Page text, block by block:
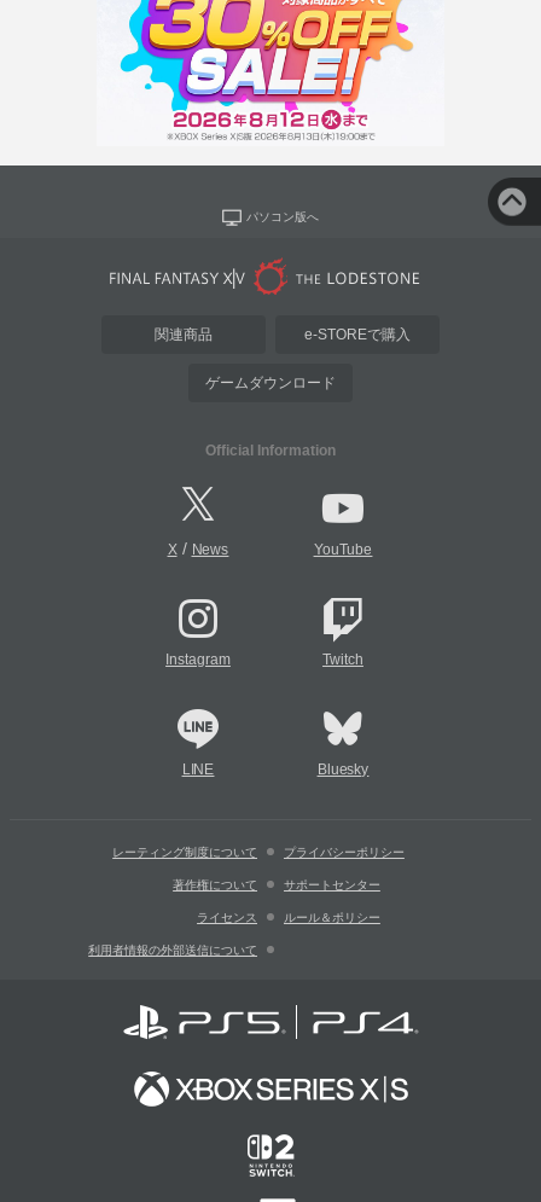
パソコン版へ
関連商品 e-STOREで購入
ゲームダウンロード
Official Information
X/ News YouTube
Instagram Twitch
LINE Bluesky
レーティング制度について プライバシーポリシー
著作権について サポートセンター
ライセンス ルール＆ポリシー
利用者情報の外部送信について